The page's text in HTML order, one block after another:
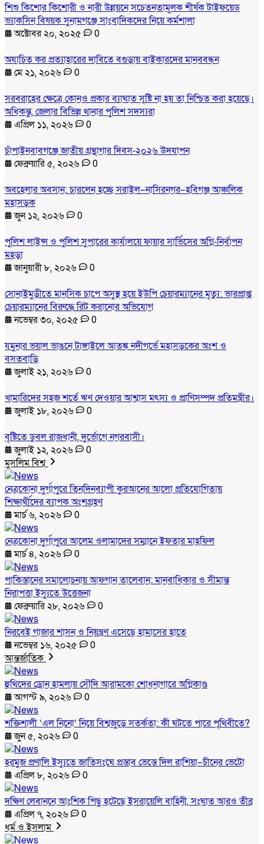
শিশু কিশোর কিশোরী ও নারী উন্নয়নে সচেতনতামূলক শীর্ষক টাইফয়েড
ভ্যাকসিন বিষয়ক সুনামগঞ্জে সাংবাদিকদের নিয়ে কর্মশালা
অক্টোবর ২০, ২০২৫
0
অযাচিত কর প্রত্যাহারের দাবিতে বগুড়ায় বাইকারদের মানববন্ধন
মে ২১, ২০২৬
0
সরবরাহের ক্ষেত্রে কোনও প্রকার ব্যাঘাত সৃষ্টি না হয় তা নিশ্চিত করা হয়েছে।
অধিকন্তু, জেলার বিভিন্ন থানার পুলিশ সদস্যরা
এপ্রিল ১১, ২০২৬
0
চাঁপাইনবাবগঞ্জে জাতীয় গ্রন্থাগার দিবস-২০২৬ উদযাপন
ফেব্রুয়ারি ৫, ২০২৬
0
অবহেলার অবসান: চারলেন হচ্ছে সরাইল–নাসিরনগর–হবিগঞ্জ আঞ্চলিক
মহাসড়ক
জুন ১২, ২০২৬
0
পুলিশ লাইন্স ও পুলিশ সুপারের কার্যালয়ে ফায়ার সার্ভিসের অগ্নি-নির্বাপন
মহড়া
জানুয়ারী ৮, ২০২৬
0
সোনাইমুড়ীতে মানসিক চাপে অসুস্থ হয়ে ইউপি চেয়ারম্যানের মৃত্যু: ভারপ্রাপ্ত
চেয়ারম্যানের বিরুদ্ধে রিট করানোর অভিযোগ
নভেম্বর ৩০, ২০২৫
0
যমুনার ভয়াল ভাঙনে টাঙ্গাইলে আতঙ্ক নদীগর্ভে মহাসড়কের অংশ ও
বসতবাড়ি
জুলাই ২১, ২০২৬
0
খামারিদের সহজ শর্তে ঋণ দেওয়ার আশ্বাস মৎস্য ও প্রাণিসম্পদ প্রতিমন্ত্রীর।
জুলাই ১৮, ২০২৬
0
বৃষ্টিতে ডুবল রাজধানী, দুর্ভোগে নগরবাসী।
জুলাই ১২, ২০২৬
0
মুসলিম বিশ্ব
নেত্রকোনা দুর্গাপুরে তিনদিনব্যাপী কুরআনের আলো প্রতিযোগিতায়
শিক্ষার্থীদের ব্যাপক অংশগ্রহণ
মার্চ ৬, ২০২৬
0
নেত্রকোনা দুর্গাপুরে আলেম ওলামাদের সম্মানে ইফতার মাহফিল
মার্চ ৪, ২০২৬
0
পাকিস্তানের সমালোচনায় আফগান তালেবান: মানবাধিকার ও সীমান্ত
নিরাপত্তা ইস্যুতে উত্তেজনা
ফেব্রুয়ারি ২৮, ২০২৬
0
নিরবেই গাজার শাসন ও নিয়ন্ত্রণ এসেছে হামাসের হাতে
নভেম্বর ১৬, ২০২৫
0
আন্তর্জাতিক
হুথিদের ড্রোন হামলায় সৌদি আরামকো শোধনাগারে অগ্নিকাণ্ড
আগস্ট ৯, ২০২৬
0
শক্তিশালী ‘এল নিনো’ নিয়ে বিশ্বজুড়ে সতর্কতা: কী ঘটতে পারে পৃথিবীতে?
জুন ৫, ২০২৬
0
হরমুজ প্রণালি ইস্যুতে জাতিসংঘে প্রস্তাব ভেস্তে দিল রাশিয়া–চীনের ভেটো
এপ্রিল ৮, ২০২৬
0
দক্ষিণ লেবাননে আংশিক পিছু হটেছে ইসরায়েলি বাহিনী, সংঘাত আরও তীব্র
এপ্রিল ৭, ২০২৬
0
ধর্ম ও ইসলাম